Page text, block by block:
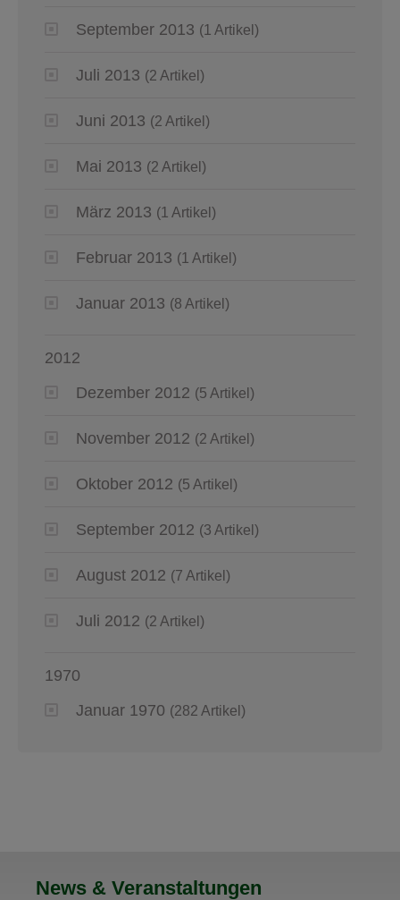
September 2013 (1 Artikel)
Juli 2013 (2 Artikel)
Juni 2013 (2 Artikel)
Mai 2013 (2 Artikel)
März 2013 (1 Artikel)
Februar 2013 (1 Artikel)
Januar 2013 (8 Artikel)
2012
Dezember 2012 (5 Artikel)
November 2012 (2 Artikel)
Oktober 2012 (5 Artikel)
September 2012 (3 Artikel)
August 2012 (7 Artikel)
Juli 2012 (2 Artikel)
1970
Januar 1970 (282 Artikel)
News & Veranstaltungen